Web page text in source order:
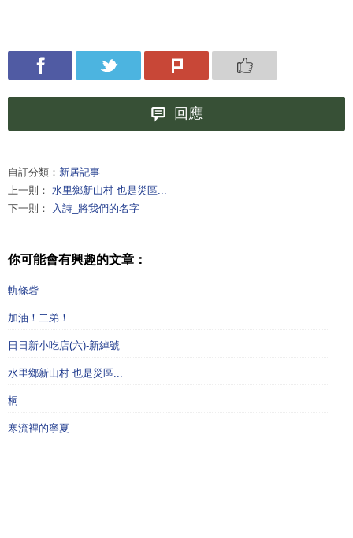
回應
自訂分類： 新居記事
上一則： 水里鄉新山村 也是災區...
下一則：
入詩_將我們的名字
你可能會有興趣的文章：
軌條砦
加油！二弟！
日日新小吃店(六)-新綽號
水里鄉新山村 也是災區...
桐
寒流裡的寧夏